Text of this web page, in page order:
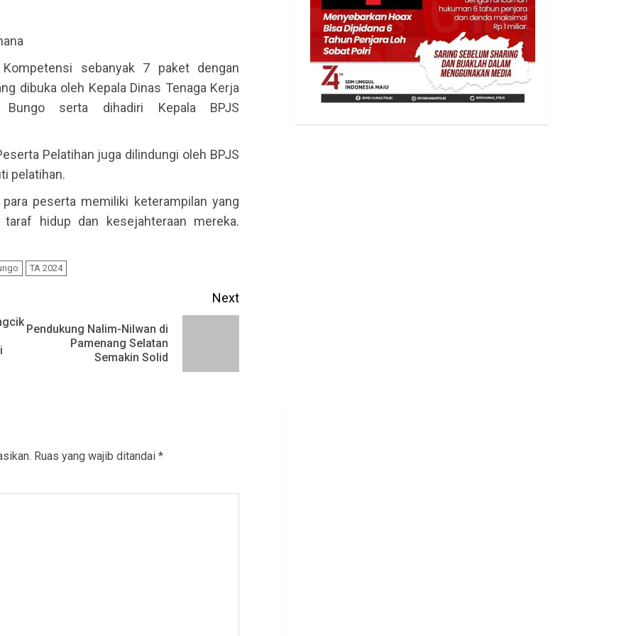
sebanyak 7 paket dengan
dibuka oleh Kepala Dinas Tenaga Kerja
Bungo serta dihadiri Kepala BPJS
Pelatihan juga dilindungi oleh BPJS
pelatihan.
peserta memiliki keterampilan yang
hidup dan kesejahteraan mereka.
TA 2024
Previous
Next
Pendukung Nalim-Nilwan di
Pamenang Selatan
Semakin Solid
Ruas yang wajib ditandai *